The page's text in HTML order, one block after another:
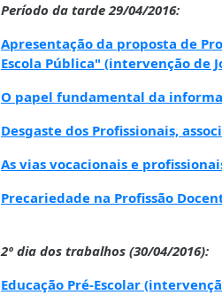
Período da tarde 29/04/2016:
Apresentação da proposta de
Escola Pública" (intervenção de
O papel fundamental da
Desgaste dos Profissionais,
As vias vocacionais e
Precariedade na Profissão
2º dia dos trabalhos (30/04/2016):
Educação Pré-Escolar